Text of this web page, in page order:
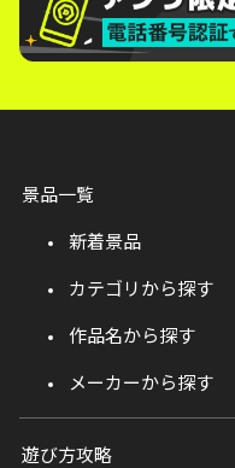
景品一覧
新着景品
カテゴリから探す
作品名から探す
メーカーから探す
遊び方攻略